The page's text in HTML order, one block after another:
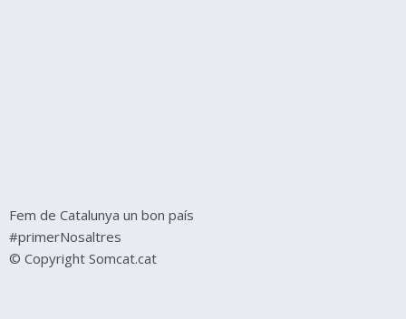
Fem de Catalunya un bon país
#primerNosaltres
© Copyright Somcat.cat